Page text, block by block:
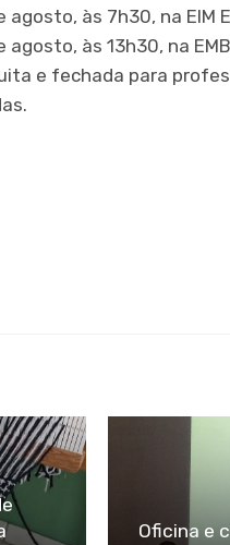
agosto, às 7h30, na EIM
agosto, às 13h30, na
e fechada para
Oficina e